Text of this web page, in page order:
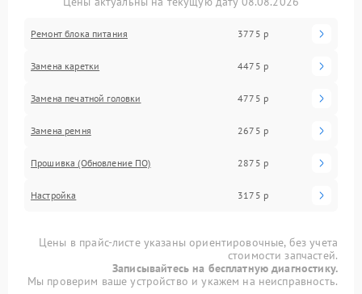
Ремонт блока питания 3775 р
Замена каретки 4475 р
Замена печатной головки 4775 р
Замена ремня 2675 р
Прошивка (Обновление ПО) 2875 р
Настройка 3175 р
Цены в прайс-листе указаны ориентировочные, без учета
стоимости запчастей.
Записывайтесь на бесплатную диагностику.
Мы проверим ваше устройство и укажем на неисправность.